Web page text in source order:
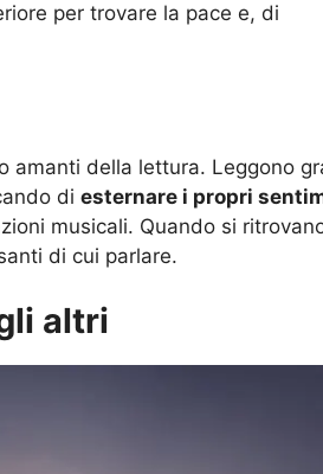
per trovare la pace e, di
amanti della lettura. Leggono
di esternare i propri
musicali. Quando si
di cui parlare.
altri